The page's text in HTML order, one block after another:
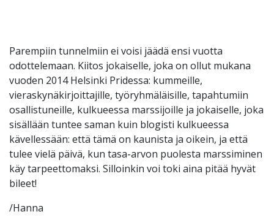
Parempiin tunnelmiin ei voisi jäädä ensi vuotta
odottelemaan. Kiitos jokaiselle, joka on ollut mukana
vuoden 2014 Helsinki Pridessa: kummeille,
vieraskynäkirjoittajille, työryhmäläisille, tapahtumiin
osallistuneille, kulkueessa marssijoille ja jokaiselle, joka
sisällään tuntee saman kuin blogisti kulkueessa
kävellessään: että tämä on kaunista ja oikein, ja että
tulee vielä päivä, kun tasa-arvon puolesta marssiminen
käy tarpeettomaksi. Silloinkin voi toki aina pitää hyvät
bileet!
/Hanna